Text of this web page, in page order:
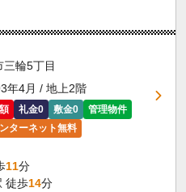
輪5丁目
年4月 / 地上2階
礼金0 敷金0
管理物件
ターネット無料
11分
徒歩14分